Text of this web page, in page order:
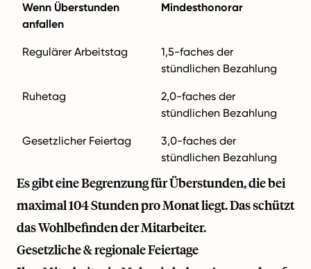
Wenn Überstunden
anfallen
Mindesthonorar
Regulärer Arbeitstag
1,5-faches der
stündlichen Bezahlung
Ruhetag
2,0-faches der
stündlichen Bezahlung
Gesetzlicher Feiertag
3,0-faches der
stündlichen Bezahlung
Es gibt eine Begrenzung für Überstunden, die bei
maximal 104 Stunden pro Monat liegt. Das schützt
das Wohlbefinden der Mitarbeiter.
Gesetzliche & regionale Feiertage